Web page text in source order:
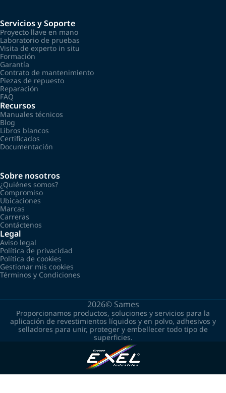
Servicios y Soporte
Proyecto llave en mano
Laboratorio de pruebas
Visita de experto in situ
Formación
Garantía
Contrato de mantenimiento
Piezas de repuesto
Reparación
FAQ
Recursos
Manuales técnicos
Blog
Libros blancos
Certificados
Documentación
Sobre nosotros
¿Quiénes somos?
Compromiso
Ubicaciones
Marcas
Carreras
Contáctenos
Legal
Aviso legal
Política de privacidad
Política de cookies
Gestionar mis cookies
Términos y Condiciones
2026© Sames
Proporcionamos productos, soluciones y servicios para la
aplicación de revestimientos líquidos y en polvo, adhesivos y
selladores para unir, proteger y embellecer todo tipo de
superficies.